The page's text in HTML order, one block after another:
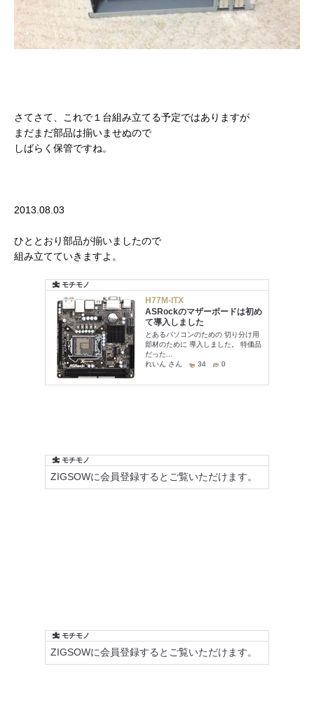
さてさて、これで１台組み立てる予定ではありますが
まだまだ部品は揃いませぬので
しばらく保管ですね。
2013.08.03
ひととおり部品が揃いましたので
組み立てていきますよ。